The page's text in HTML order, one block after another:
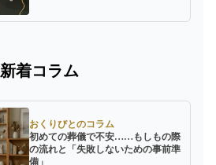
新着コラム
おくりびとのコラム
初めての葬儀で不安……もしもの際
の流れと「失敗しないための事前準
備」